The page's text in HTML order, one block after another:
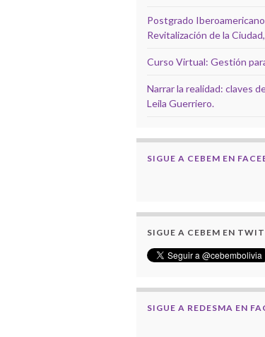
Postgrado
Revitalización de la
Curso Virtual: Gestión
Narrar la realidad: claves
Leila Guerriero.
SIGUE A CEBEM EN
SIGUE A CEBEM EN
SIGUE A REDESMA EN